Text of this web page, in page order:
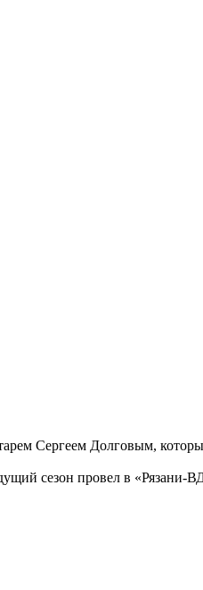
Сергеем Долговым,
сезон провел в «Рязани-